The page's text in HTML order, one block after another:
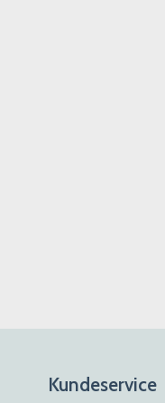
Kundeservice